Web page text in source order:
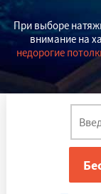
При выборе
внимание на
недорогие